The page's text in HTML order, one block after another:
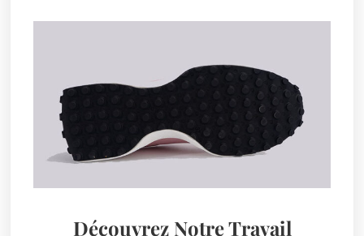
Découvrez Notre Travail